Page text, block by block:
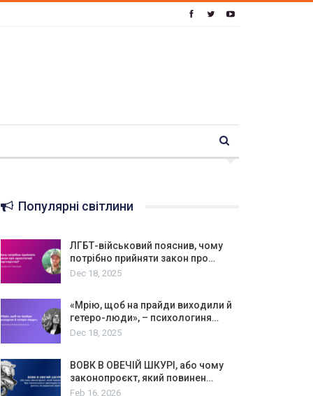
Популярні світлини
ЛГБТ-військовий пояснив, чому
потрібно прийняти закон про…
Dec 18, 2025
«Мрію, щоб на прайди виходили й
гетеро-люди», – психологиня…
Dec 18, 2025
ВОВК В ОВЕЧІЙ ШКУРІ, або чому
законопроєкт, який повинен…
Feb 16, 2026